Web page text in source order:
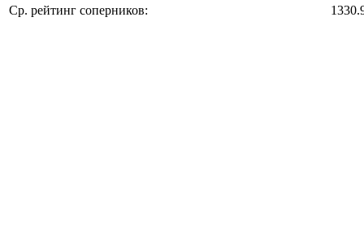
Ср. рейтинг соперников: